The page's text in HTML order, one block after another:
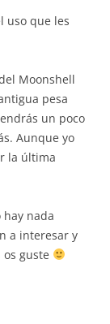
uso que les
Moonshell
pesa
un poco
Aunque yo
la última
hay nada
a interesar y
guste